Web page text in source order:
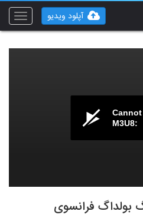
Toggle
آپلود ویدیو
M3U8:
بولداگ فرانسوی